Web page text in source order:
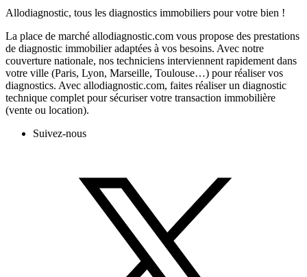
Allodiagnostic, tous les diagnostics immobiliers pour votre bien !
La place de marché allodiagnostic.com vous propose des prestations
de diagnostic immobilier adaptées à vos besoins. Avec notre
couverture nationale, nos techniciens interviennent rapidement dans
votre ville (Paris, Lyon, Marseille, Toulouse…) pour réaliser vos
diagnostics. Avec allodiagnostic.com, faites réaliser un diagnostic
technique complet pour sécuriser votre transaction immobilière
(vente ou location).
Suivez-nous